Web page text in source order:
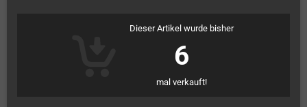
Dieser Artikel wurde bisher
6
mal verkauft!